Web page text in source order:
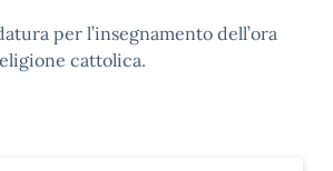
per l’insegnamento dell’ora
cattolica.